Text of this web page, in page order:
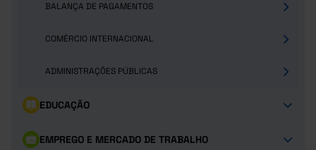
BALANÇA DE PAGAMENTOS
COMÉRCIO INTERNACIONAL
ADMINISTRAÇÕES PÚBLICAS
EDUCAÇÃO
EMPREGO E MERCADO DE TRABALHO